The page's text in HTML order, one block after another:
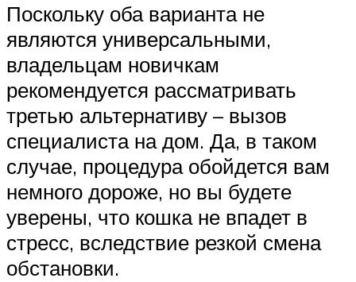
Поскольку оба варианта не
являются универсальными,
владельцам новичкам
рекомендуется рассматривать
третью альтернативу – вызов
специалиста на дом. Да, в таком
случае, процедура обойдется вам
немного дороже, но вы будете
уверены, что кошка не впадет в
стресс, вследствие резкой смена
обстановки.